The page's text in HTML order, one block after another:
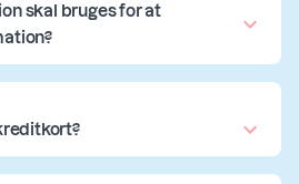
skal bruges for at